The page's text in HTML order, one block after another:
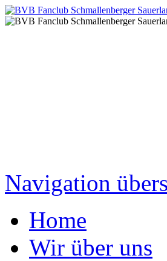
Navigation
Home
Wir über uns